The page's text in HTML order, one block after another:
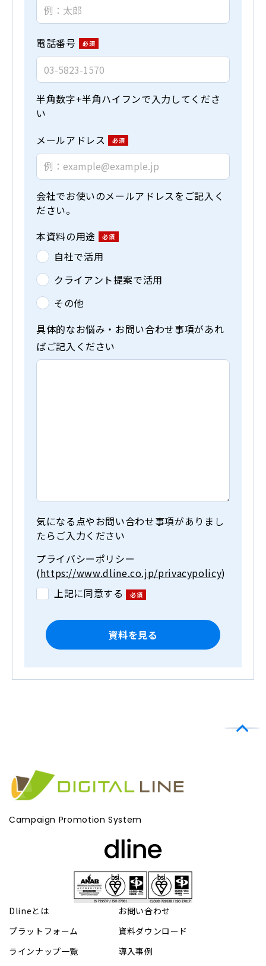
電話番号
半角数字+半角ハイフンで入力してくださ
い
メールアドレス
会社でお使いのメールアドレスをご記入く
ださい。
本資料の用途
自社で活用
クライアント提案で活用
その他
具体的なお悩み・お問い合わせ事項があれ
ばご記入ください
気になる点やお問い合わせ事項がありまし
たらご入力ください
プライバシーポリシー
(https://www.dline.co.jp/privacypolicy)
上記に同意する
Campaign Promotion System
Dlineとは
プラットフォーム
ラインナップ一覧
お問い合わせ
資料ダウンロード
導入事例